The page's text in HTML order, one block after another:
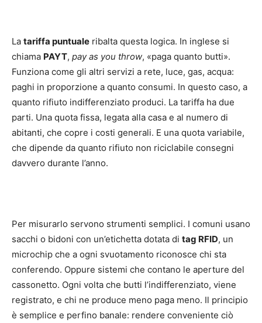
La tariffa puntuale ribalta questa logica. In inglese si
chiama PAYT, pay as you throw, «paga quanto butti».
Funziona come gli altri servizi a rete, luce, gas, acqua:
paghi in proporzione a quanto consumi. In questo caso, a
quanto rifiuto indifferenziato produci. La tariffa ha due
parti. Una quota fissa, legata alla casa e al numero di
abitanti, che copre i costi generali. E una quota variabile,
che dipende da quanto rifiuto non riciclabile consegni
davvero durante l’anno.
Per misurarlo servono strumenti semplici. I comuni usano
sacchi o bidoni con un’etichetta dotata di tag RFID, un
microchip che a ogni svuotamento riconosce chi sta
conferendo. Oppure sistemi che contano le aperture del
cassonetto. Ogni volta che butti l’indifferenziato, viene
registrato, e chi ne produce meno paga meno. Il principio
è semplice e perfino banale: rendere conveniente ciò